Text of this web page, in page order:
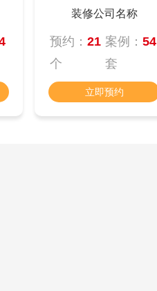
装修公司名称
预约：21
个
案例：54
套
立即预约